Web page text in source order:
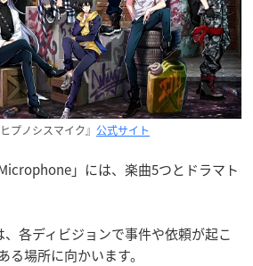
プノシスマイク』 公式サイト
」には、楽曲5つとドラマト
、各ディビジョンで事件や依頼が起こ
る場所に向かいます。